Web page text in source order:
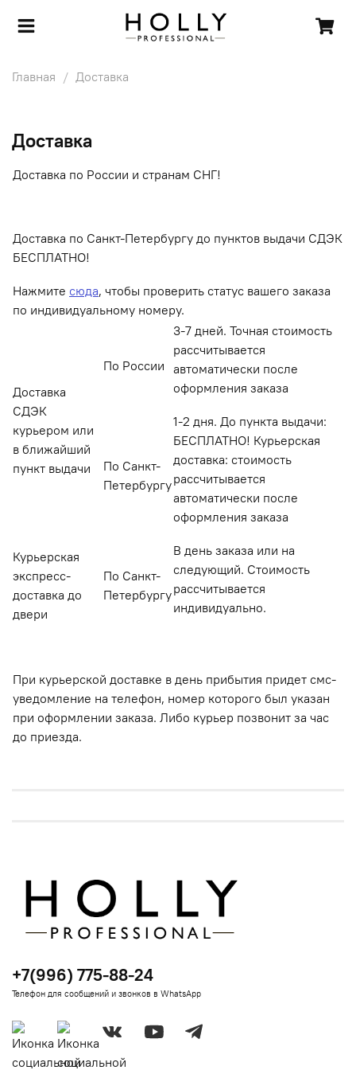
Главная Доставка
Доставка
Доставка по России и странам СНГ!
Доставка по Санкт-Петербургу до пунктов выдачи СДЭК
БЕСПЛАТНО!
Нажмите сюда, чтобы проверить статус вашего заказа
по индивидуальному номеру.
Доставка
СДЭК
курьером или
в ближайший
пункт выдачи
По России
3-7 дней. Точная стоимость
рассчитывается
автоматически после
оформления заказа
По Санкт-
Петербургу
1-2 дня. До пункта выдачи:
БЕСПЛАТНО! Курьерская
доставка: стоимость
рассчитывается
автоматически после
оформления заказа
Курьерская
экспресс-
доставка до
двери
По Санкт-
Петербургу
В день заказа или на
следующий. Стоимость
рассчитывается
индивидуально.
При курьерской доставке в день прибытия придет смс-
уведомление на телефон, номер которого был указан
при оформлении заказа. Либо курьер позвонит за час
до приезда.
+7(996) 775-88-24
Телефон для сообщений и звонков в WhatsApp